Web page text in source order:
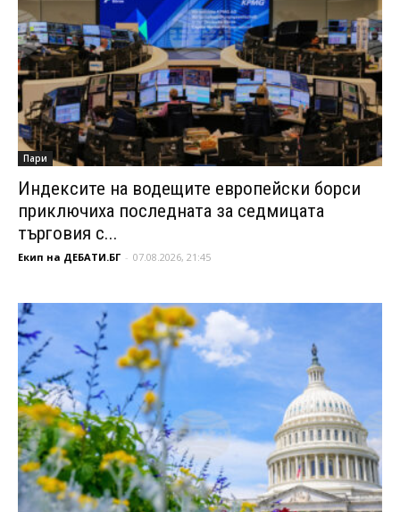
Пари
Индексите на водещите европейски борси
приключиха последната за седмицата
търговия с...
Екип на ДЕБАТИ.БГ - 07.08.2026, 21:45